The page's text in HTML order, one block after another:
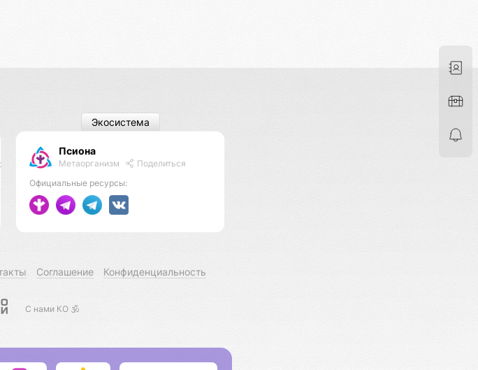
Псиона
Метаорганизм
Поделиться
Официальные ресурсы:
Экосистема
Соглашение Конфиденциальность
С нами КО 🕉️